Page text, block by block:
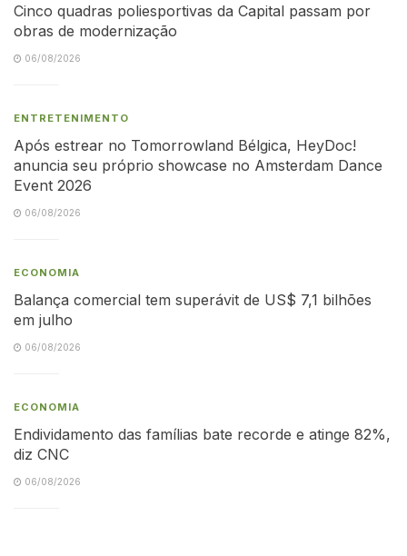
Cinco quadras poliesportivas da Capital passam por
obras de modernização
06/08/2026
ENTRETENIMENTO
Após estrear no Tomorrowland Bélgica, HeyDoc!
anuncia seu próprio showcase no Amsterdam Dance
Event 2026
06/08/2026
ECONOMIA
Balança comercial tem superávit de US$ 7,1 bilhões
em julho
06/08/2026
ECONOMIA
Endividamento das famílias bate recorde e atinge 82%,
diz CNC
06/08/2026